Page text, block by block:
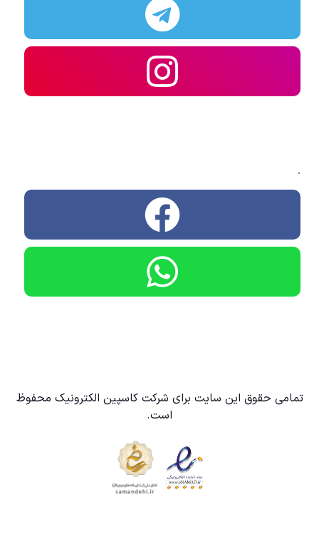
تمامی حقوق این سایت برای شرکت کاسپین الکترونیک محفوظ
است.